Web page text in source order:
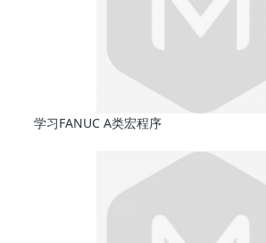
学习FANUC A类宏程序